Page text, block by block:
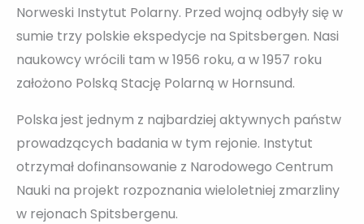
Norweski Instytut Polarny. Przed wojną odbyły się w
sumie trzy polskie ekspedycje na Spitsbergen. Nasi
naukowcy wrócili tam w 1956 roku, a w 1957 roku
założono Polską Stację Polarną w Hornsund.
Polska jest jednym z najbardziej aktywnych państw
prowadzących badania w tym rejonie. Instytut
otrzymał dofinansowanie z Narodowego Centrum
Nauki na projekt rozpoznania wieloletniej zmarzliny
w rejonach Spitsbergenu.